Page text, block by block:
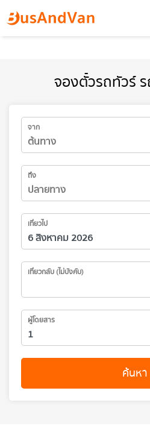
จองตั๋วรถทัวร์
จาก
ถึง
เที่ยวไป
เที่ยวกลับ (ไม่บังคับ)
ผู้โดยสาร
ค้นหา